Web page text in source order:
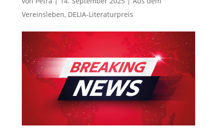
Vereinsleben, DELIA-Literaturpreis